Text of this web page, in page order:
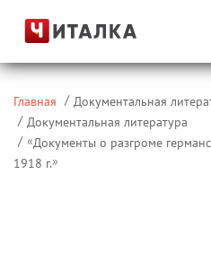
Главная
Документальная
Документальная литература
«Документы о разгроме
1918 г.»